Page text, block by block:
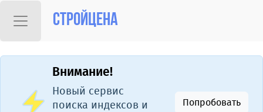
Стройцена
Внимание!
Новый сервис
поиска индексов и
Попробовать